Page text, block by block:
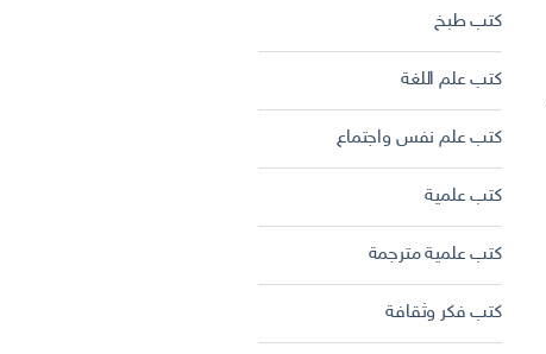
كتب طبخ
كتب علم اللغة
كتب علم نفس واجتماع
كتب علمية
كتب علمية مترجمة
كتب فكر وثقافة